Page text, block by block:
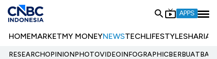
APPS
HOMEMARKETMY MONEYNEWSTECHLIFESTYLESHARIA
RESEARCHOPINIONPHOTOVIDEOINFOGRAPHIC